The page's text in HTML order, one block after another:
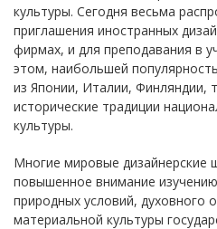
культуры. Сегодня весьма
приглашения иностранных
фирмах, и для преподавания в
этом, наибольшей
из Японии, Италии, Финляндии,
исторические традиции
культуры.
Многие мировые дизайнерские
повышенное внимание
природных условий, духовного
материальной культуры